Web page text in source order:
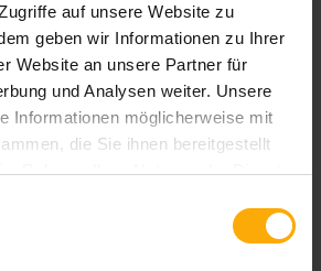
auf unsere Website zu
geben wir Informationen zu Ihrer
Website an unsere Partner für
und Analysen weiter. Unsere
Informationen möglicherweise mit
die Sie ihnen bereitgestellt
Rahmen Ihrer Nutzung der Dienste
Shutterstock.com
Themen: